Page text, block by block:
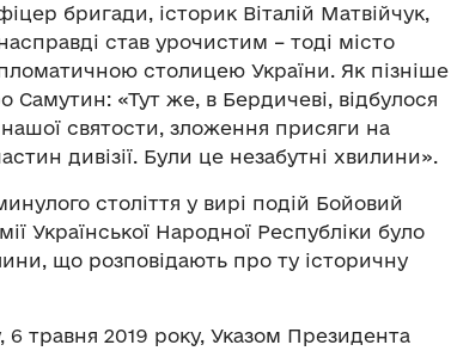
бригади, історик Віталій Матвійчук,
став урочистим – тоді місто
столицею України. Як пізніше
Самутин: «Тут же, в Бердичеві, відбулося
нашої святости, зложення присяги на
дивізії. Були це незабутні хвилини».
століття у вирі подій Бойовий
Української Народної Республіки було
що розповідають про ту історичну
травня 2019 року, Указом Президента